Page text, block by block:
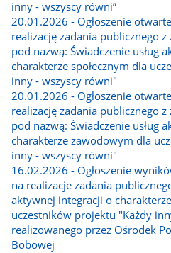
inny - wszyscy równi”
20.01.2026 - Ogłoszenie
realizację zadania publicznego
pod nazwą: Świadczenie usług
charakterze społecznym dla
inny - wszyscy równi"
20.01.2026 - Ogłoszenie
realizację zadania publicznego
pod nazwą: Świadczenie usług
charakterze zawodowym dla
inny - wszyscy równi"
16.02.2026 - Ogłoszenie
na realizacje zadania
aktywnej integracji o
uczestników projektu "Każdy
realizowanego przez Ośrodek
Bobowej